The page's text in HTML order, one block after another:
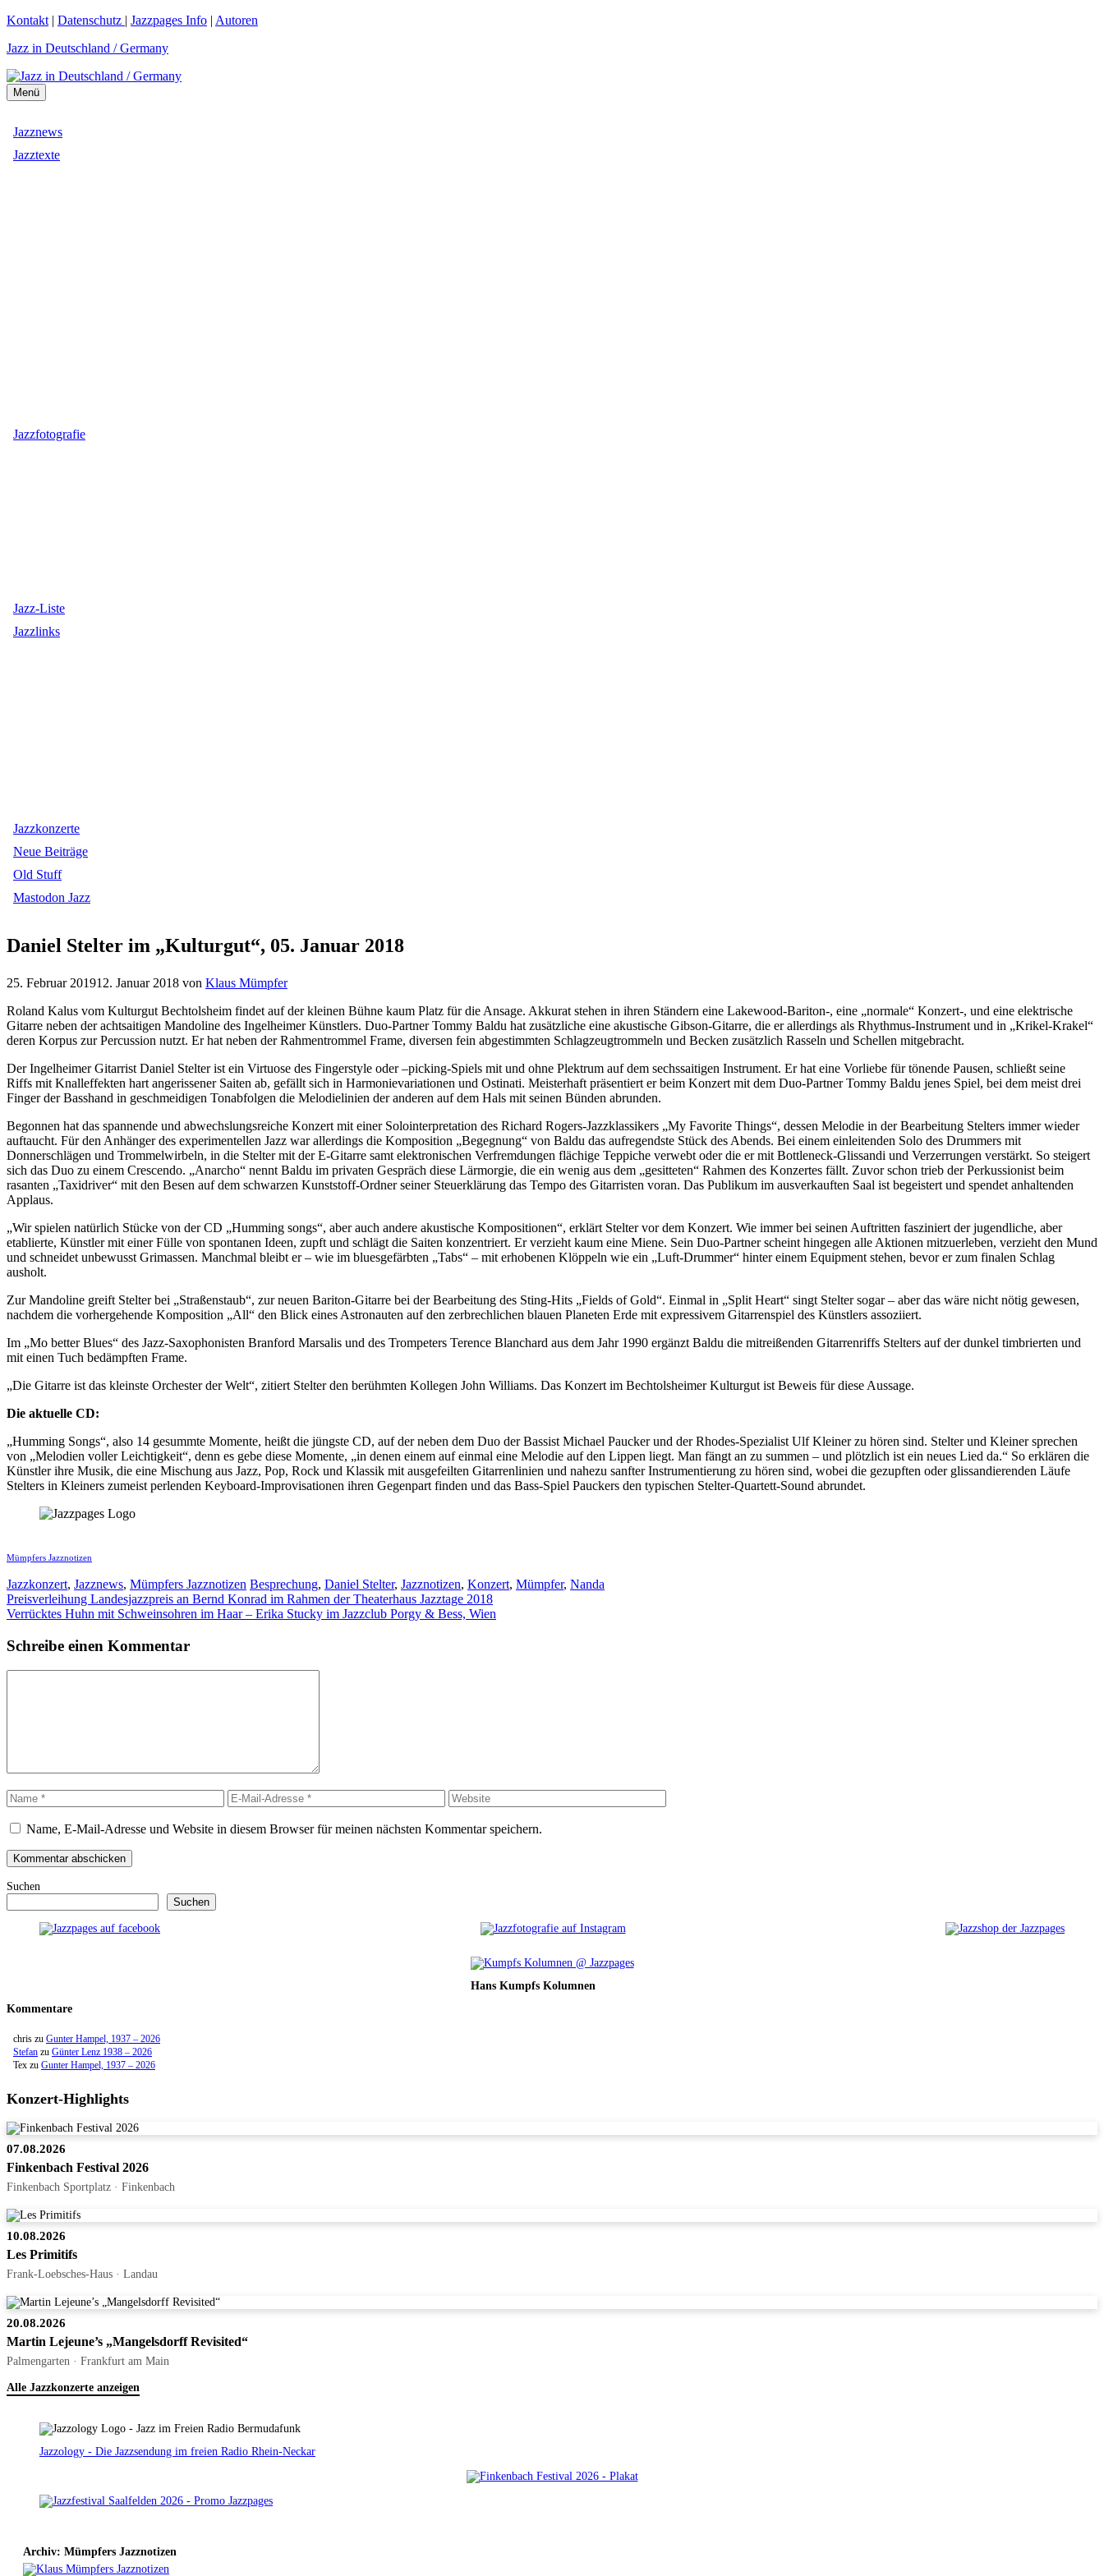
Zum
springen
Kontakt | Datenschutz | Jazzpages Info | Autoren
Jazz in Deutschland / Germany
Menü
Jazznews
Jazztexte
Jazzfotografie
Jazz-Liste
Jazzlinks
Jazzkonzerte
Neue Beiträge
Old Stuff
Mastodon Jazz
Daniel Stelter im „Kulturgut“, 05. Januar 2018
25. Februar 201912. Januar 2018 von Klaus Mümpfer
Roland Kalus vom Kulturgut Bechtolsheim findet auf der kleinen Bühne kaum Platz für die Ansage. Akkurat stehen in ihren Ständern eine Lakewood-Bariton-, eine „normale“ Konzert-, und eine elektrische
Gitarre neben der achtsaitigen Mandoline des Ingelheimer Künstlers. Duo-Partner Tommy Baldu hat zusätzliche eine akustische Gibson-Gitarre, die er allerdings als Rhythmus-Instrument und in „Krikel-Krakel“
deren Korpus zur Percussion nutzt. Er hat neben der Rahmentrommel Frame, diversen fein abgestimmten Schlagzeugtrommeln und Becken zusätzlich Rasseln und Schellen mitgebracht.
Der Ingelheimer Gitarrist Daniel Stelter ist ein Virtuose des Fingerstyle oder –picking-Spiels mit und ohne Plektrum auf dem sechssaitigen Instrument. Er hat eine Vorliebe für tönende Pausen, schließt seine
Riffs mit Knalleffekten hart angerissener Saiten ab, gefällt sich in Harmonievariationen und Ostinati. Meisterhaft präsentiert er beim Konzert mit dem Duo-Partner Tommy Baldu jenes Spiel, bei dem meist drei
Finger der Basshand in geschmeidigen Tonabfolgen die Melodielinien der anderen auf dem Hals mit seinen Bünden abrunden.
Begonnen hat das spannende und abwechslungsreiche Konzert mit einer Solointerpretation des Richard Rogers-Jazzklassikers „My Favorite Things“, dessen Melodie in der Bearbeitung Stelters immer wieder
auftaucht. Für den Anhänger des experimentellen Jazz war allerdings die Komposition „Begegnung“ von Baldu das aufregendste Stück des Abends. Bei einem einleitenden Solo des Drummers mit
Donnerschlägen und Trommelwirbeln, in die Stelter mit der E-Gitarre samt elektronischen Verfremdungen flächige Teppiche verwebt oder die er mit Bottleneck-Glissandi und Verzerrungen verstärkt. So steigert
sich das Duo zu einem Crescendo. „Anarcho“ nennt Baldu im privaten Gespräch diese Lärmorgie, die ein wenig aus dem „gesitteten“ Rahmen des Konzertes fällt. Zuvor schon trieb der Perkussionist beim
rasanten „Taxidriver“ mit den Besen auf dem schwarzen Kunststoff-Ordner seiner Steuerklärung das Tempo des Gitarristen voran. Das Publikum im ausverkauften Saal ist begeistert und spendet anhaltenden
Applaus.
„Wir spielen natürlich Stücke von der CD „Humming songs“, aber auch andere akustische Kompositionen“, erklärt Stelter vor dem Konzert. Wie immer bei seinen Auftritten fasziniert der jugendliche, aber
etablierte, Künstler mit einer Fülle von spontanen Ideen, zupft und schlägt die Saiten konzentriert. Er verzieht kaum eine Miene. Sein Duo-Partner scheint hingegen alle Aktionen mitzuerleben, verzieht den Mund
und schneidet unbewusst Grimassen. Manchmal bleibt er – wie im bluesgefärbten „Tabs“ – mit erhobenen Klöppeln wie ein „Luft-Drummer“ hinter einem Equipment stehen, bevor er zum finalen Schlag
ausholt.
Zur Mandoline greift Stelter bei „Straßenstaub“, zur neuen Bariton-Gitarre bei der Bearbeitung des Sting-Hits „Fields of Gold“. Einmal in „Split Heart“ singt Stelter sogar – aber das wäre nicht nötig gewesen,
nachdem die vorhergehende Komposition „All“ den Blick eines Astronauten auf den zerbrechlichen blauen Planeten Erde mit expressivem Gitarrenspiel des Künstlers assoziiert.
Im „Mo better Blues“ des Jazz-Saxophonisten Branford Marsalis und des Trompeters Terence Blanchard aus dem Jahr 1990 ergänzt Baldu die mitreißenden Gitarrenriffs Stelters auf der dunkel timbrierten und
mit einen Tuch bedämpften Frame.
„Die Gitarre ist das kleinste Orchester der Welt“, zitiert Stelter den berühmten Kollegen John Williams. Das Konzert im Bechtolsheimer Kulturgut ist Beweis für diese Aussage.
Die aktuelle CD:
„Humming Songs“, also 14 gesummte Momente, heißt die jüngste CD, auf der neben dem Duo der Bassist Michael Paucker und der Rhodes-Spezialist Ulf Kleiner zu hören sind. Stelter und Kleiner sprechen
von „Melodien voller Leichtigkeit“, denn es gebe diese Momente, „in denen einem auf einmal eine Melodie auf den Lippen liegt. Man fängt an zu summen – und plötzlich ist ein neues Lied da.“ So erklären die
Künstler ihre Musik, die eine Mischung aus Jazz, Pop, Rock und Klassik mit ausgefeilten Gitarrenlinien und nahezu sanfter Instrumentierung zu hören sind, wobei die gezupften oder glissandierenden Läufe
Stelters in Kleiners zumeist perlenden Keyboard-Improvisationen ihren Gegenpart finden und das Bass-Spiel Pauckers den typischen Stelter-Quartett-Sound abrundet.
Mümpfers Jazznotizen
Kategorien
Jazzkonzert, Jazznews, Mümpfers Jazznotizen Schlagwörter
Besprechung, Daniel Stelter, Jazznotizen, Konzert, Mümpfer, Nanda
Preisverleihung Landesjazzpreis an Bernd Konrad im Rahmen der Theaterhaus Jazztage 2018
Verrücktes Huhn mit Schweinsohren im Haar – Erika Stucky im Jazzclub Porgy & Bess, Wien
Schreibe einen Kommentar
Name
E-
Mail-
Adresse
Website
Name, E-Mail-Adresse und Website in diesem Browser für meinen nächsten Kommentar speichern.
Suchen
Suchen
Hans Kumpfs Kolumnen
Kommentare
chris zu Gunter Hampel, 1937 – 2026
Stefan zu Günter Lenz 1938 – 2026
Tex zu Gunter Hampel, 1937 – 2026
Konzert-Highlights
07.08.2026
Finkenbach Festival 2026
Finkenbach Sportplatz · Finkenbach
10.08.2026
Les Primitifs
Frank-Loebsches-Haus · Landau
20.08.2026
Martin Lejeune’s „Mangelsdorff Revisited“
Palmengarten · Frankfurt am Main
Alle Jazzkonzerte anzeigen
Jazzology - Die Jazzsendung im freien Radio Rhein-Neckar
Archiv: Mümpfers Jazznotizen